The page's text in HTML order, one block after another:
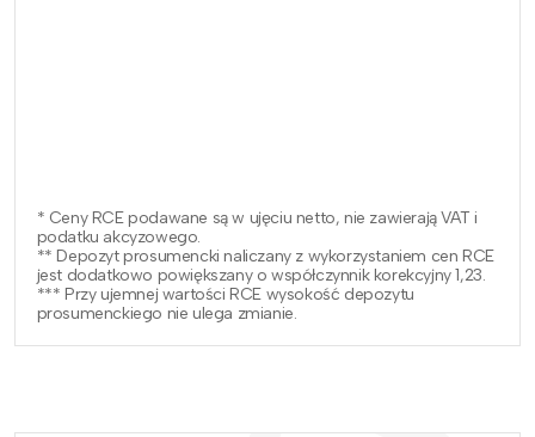
* Ceny RCE podawane są w ujęciu netto, nie zawierają VAT i
podatku akcyzowego.
** Depozyt prosumencki naliczany z wykorzystaniem cen RCE
jest dodatkowo powiększany o współczynnik korekcyjny 1,23.
*** Przy ujemnej wartości RCE wysokość depozytu
prosumenckiego nie ulega zmianie.